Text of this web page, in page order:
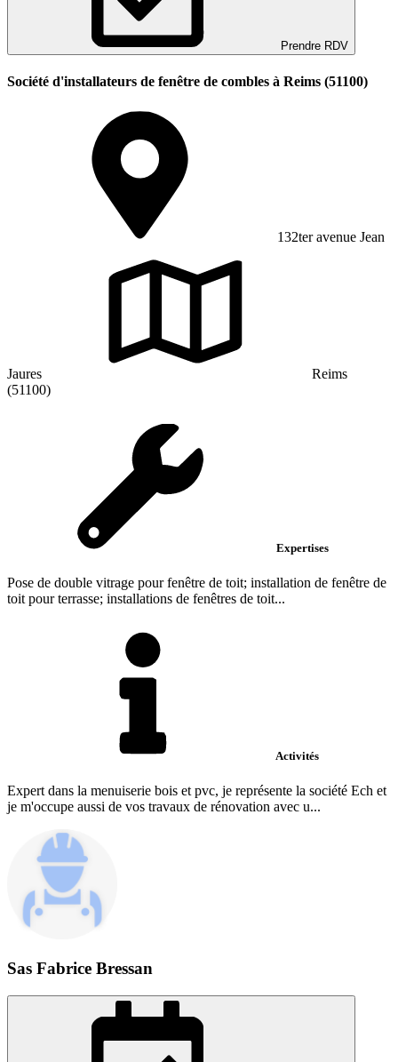
Prendre RDV
Société d'installateurs de fenêtre de combles à Reims (51100)
132ter avenue Jean
Jaures
Reims
(51100)
Expertises
Pose de double vitrage pour fenêtre de toit; installation de fenêtre de
toit pour terrasse; installations de fenêtres de toit...
Activités
Expert dans la menuiserie bois et pvc, je représente la société Ech et
je m'occupe aussi de vos travaux de rénovation avec u...
Sas Fabrice Bressan